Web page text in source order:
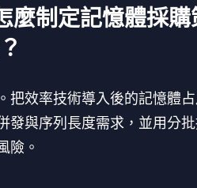
麼制定記憶體採購
把效率技術導入後的記憶體
發與序列長度需求，並用分
險。